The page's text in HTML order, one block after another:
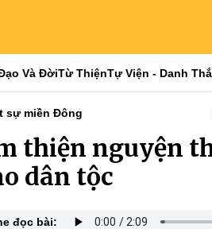
Và ĐờiTừ ThiệnTự Viện - Danh
sự miền Đông
thiện nguyện
dân tộc
đọc bài: